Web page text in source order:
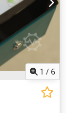
1 / 6